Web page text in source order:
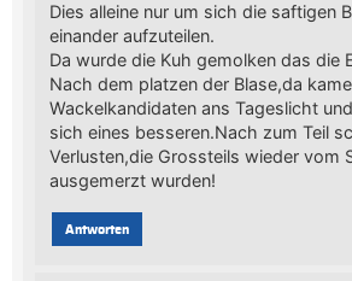
Dies alleine nur um sich die saftigen
einander aufzuteilen.
Da wurde die Kuh gemolken das die
Nach dem platzen der Blase,da
Wackelkandidaten ans Tageslicht
sich eines besseren.Nach zum Teil
Verlusten,die Grossteils wieder vom
ausgemerzt wurden!
Antworten